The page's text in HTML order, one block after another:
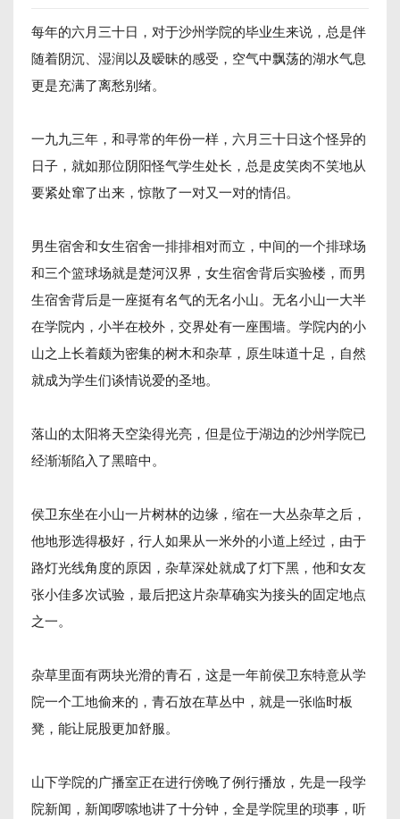
每年的六月三十日，对于沙州学院的毕业生来说，总是伴
随着阴沉、湿润以及暧昧的感受，空气中飘荡的湖水气息
更是充满了离愁别绪。
一九九三年，和寻常的年份一样，六月三十日这个怪异的
日子，就如那位阴阳怪气学生处长，总是皮笑肉不笑地从
要紧处窜了出来，惊散了一对又一对的情侣。
男生宿舍和女生宿舍一排排相对而立，中间的一个排球场
和三个篮球场就是楚河汉界，女生宿舍背后实验楼，而男
生宿舍背后是一座挺有名气的无名小山。无名小山一大半
在学院内，小半在校外，交界处有一座围墙。学院内的小
山之上长着颇为密集的树木和杂草，原生味道十足，自然
就成为学生们谈情说爱的圣地。
落山的太阳将天空染得光亮，但是位于湖边的沙州学院已
经渐渐陷入了黑暗中。
侯卫东坐在小山一片树林的边缘，缩在一大丛杂草之后，
他地形选得极好，行人如果从一米外的小道上经过，由于
路灯光线角度的原因，杂草深处就成了灯下黑，他和女友
张小佳多次试验，最后把这片杂草确实为接头的固定地点
之一。
杂草里面有两块光滑的青石，这是一年前侯卫东特意从学
院一个工地偷来的，青石放在草丛中，就是一张临时板
凳，能让屁股更加舒服。
山下学院的广播室正在进行傍晚了例行播放，先是一段学
院新闻，新闻啰嗦地讲了十分钟，全是学院里的琐事，听